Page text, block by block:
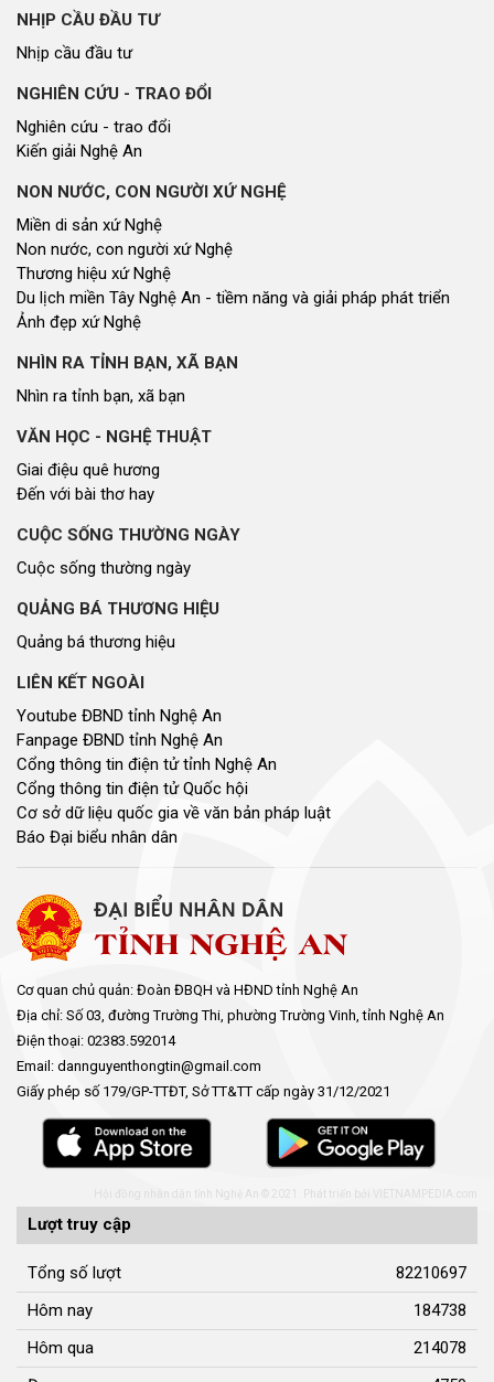
NHỊP CẦU ĐẦU TƯ
Nhịp cầu đầu tư
NGHIÊN CỨU - TRAO ĐỔI
Nghiên cứu - trao đổi
Kiến giải Nghệ An
NON NƯỚC, CON NGƯỜI XỨ NGHỆ
Miền di sản xứ Nghệ
Non nước, con người xứ Nghệ
Thương hiệu xứ Nghệ
Du lịch miền Tây Nghệ An - tiềm năng và giải pháp phát triển
Ảnh đẹp xứ Nghệ
NHÌN RA TỈNH BẠN, XÃ BẠN
Nhìn ra tỉnh bạn, xã bạn
VĂN HỌC - NGHỆ THUẬT
Giai điệu quê hương
Đến với bài thơ hay
CUỘC SỐNG THƯỜNG NGÀY
Cuộc sống thường ngày
QUẢNG BÁ THƯƠNG HIỆU
Quảng bá thương hiệu
LIÊN KẾT NGOÀI
Youtube ĐBND tỉnh Nghệ An
Fanpage ĐBND tỉnh Nghệ An
Cổng thông tin điện tử tỉnh Nghệ An
Cổng thông tin điện tử Quốc hội
Cơ sở dữ liệu quốc gia về văn bản pháp luật
Báo Đại biểu nhân dân
Cơ quan chủ quản: Đoàn ĐBQH và HĐND tỉnh Nghệ An
Địa chỉ: Số 03, đường Trường Thi, phường Trường Vinh, tỉnh Nghệ An
Điện thoại: 02383.592014
Email: dannguyenthongtin@gmail.com
Giấy phép số 179/GP-TTĐT, Sở TT&TT cấp ngày 31/12/2021
Hội đồng nhân dân tỉnh Nghệ An © 2021. Phát triển bởi
Lượt truy cập
Tổng số lượt
82210697
Hôm nay
184738
Hôm qua
214078